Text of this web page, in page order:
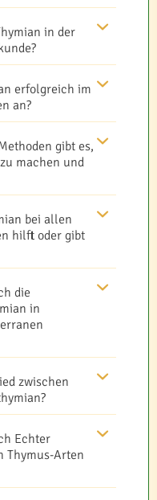
in der
erfolgreich im
an?
gibt es,
machen und
bei allen
hilft oder gibt
die
in
zwischen
Echter
Thymus-Arten